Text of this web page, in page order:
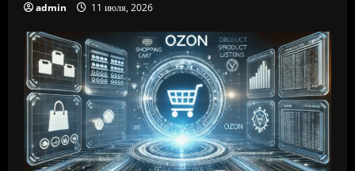
admin 11 июля, 2026